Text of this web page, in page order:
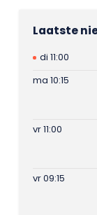
Laatste
di 11:00
ma 10:15
vr 11:00
vr 09:15